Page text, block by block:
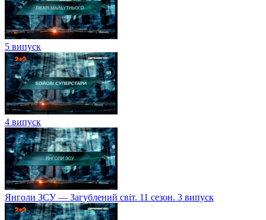
5 випуск
4 випуск
Янголи ЗСУ — Загублений світ. 11 сезон. 3 випуск